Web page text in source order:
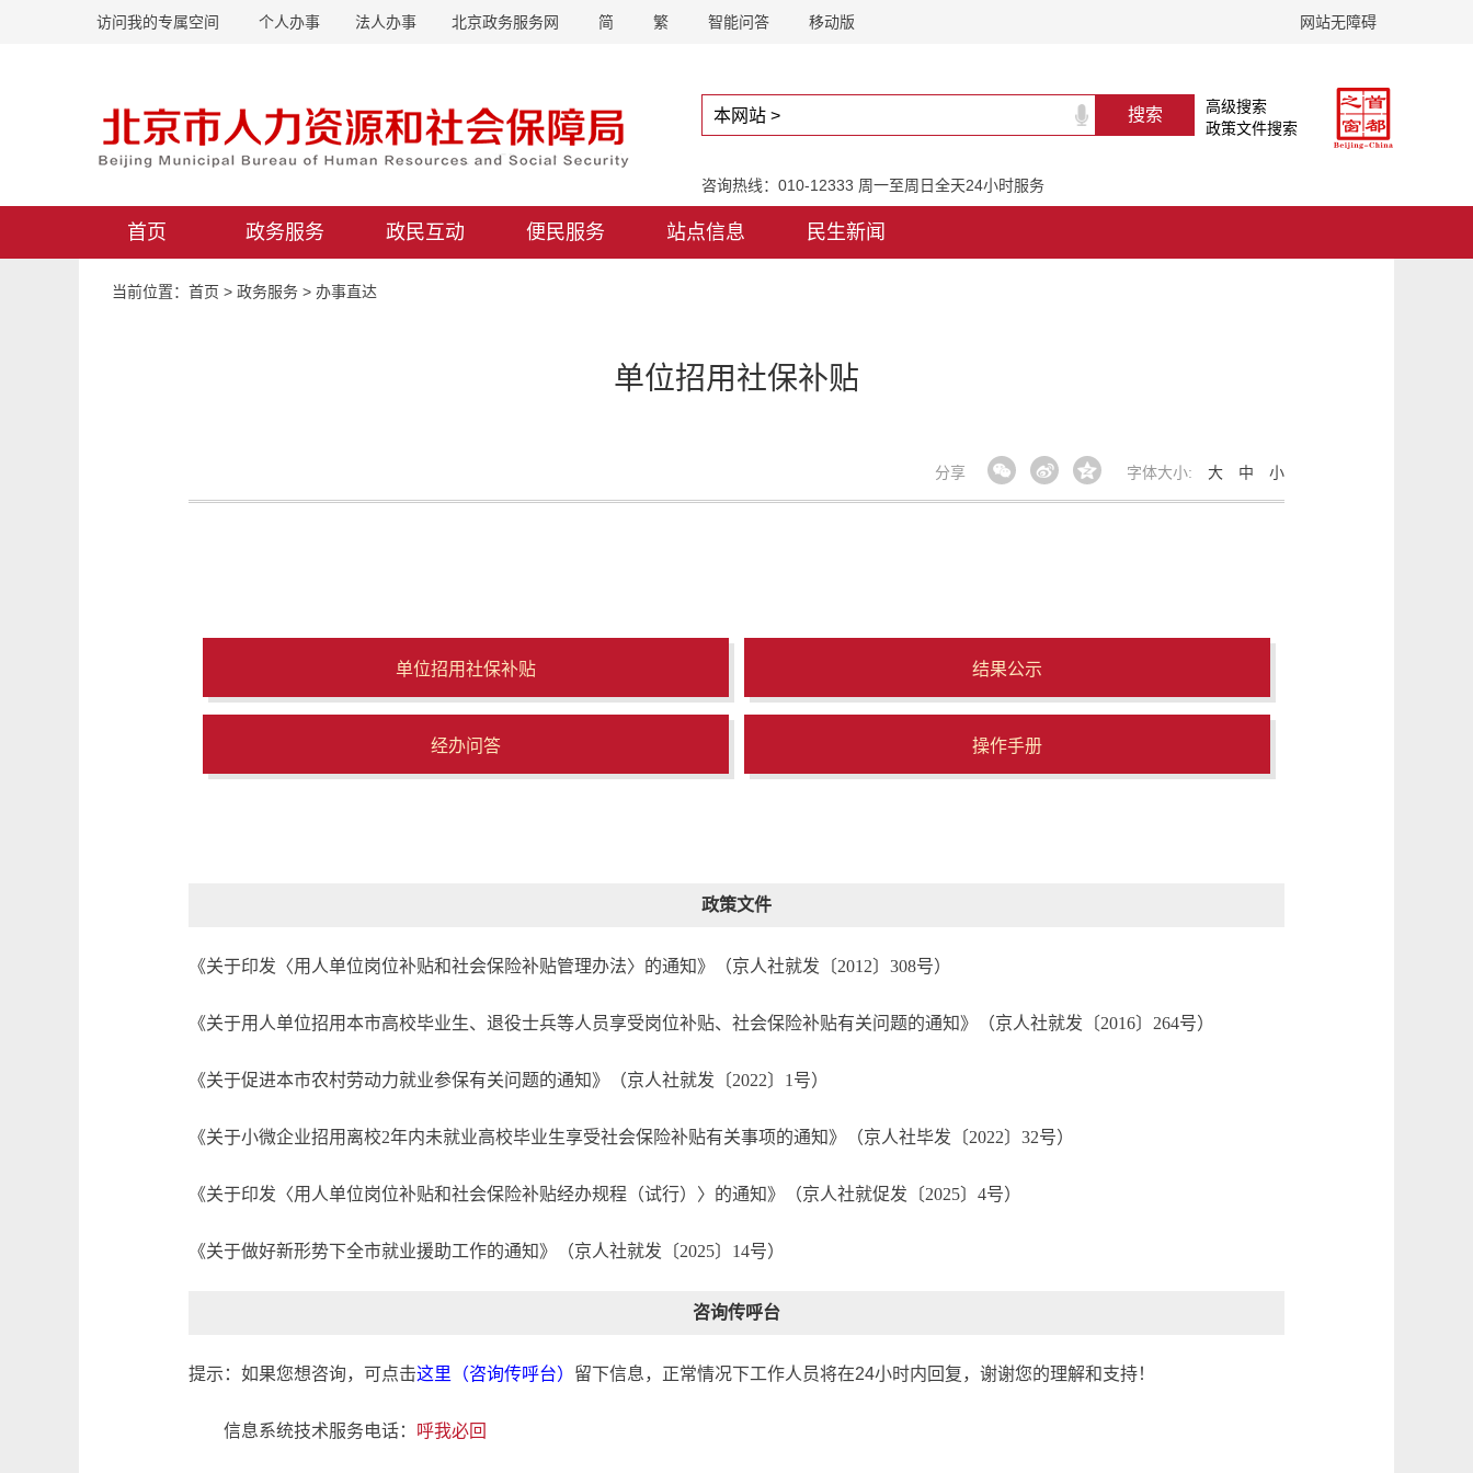
访问我的专属空间 个人办事 法人办事 北京政务服务网 简 繁 智能问答 移动版 网站无障碍
高级搜索
政策文件搜索
咨询热线：010-12333 周一至周日全天24小时服务
首页 政务服务 政民互动 便民服务 站点信息 民生新闻
当前位置： 首页 > 政务服务 > 办事直达
单位招用社保补贴
字体大小: 大 中 小
分享
单位招用社保补贴 结果公示
经办问答 操作手册
政策文件
《关于印发〈用人单位岗位补贴和社会保险补贴管理办法〉的通知》（京人社就发〔2012〕308号）
《关于用人单位招用本市高校毕业生、退役士兵等人员享受岗位补贴、社会保险补贴有关问题的通知》（京人社就发〔2016〕264号）
《关于促进本市农村劳动力就业参保有关问题的通知》（京人社就发〔2022〕1号）
《关于小微企业招用离校2年内未就业高校毕业生享受社会保险补贴有关事项的通知》（京人社毕发〔2022〕32号）
《关于印发〈用人单位岗位补贴和社会保险补贴经办规程（试行）〉的通知》（京人社就促发〔2025〕4号）
《关于做好新形势下全市就业援助工作的通知》（京人社就发〔2025〕14号）
咨询传呼台
提示：如果您想咨询，可点击这里（咨询传呼台） 留下信息，正常情况下工作人员将在24小时内回复，谢谢您的理解和支持！
信息系统技术服务电话： 呼我必回